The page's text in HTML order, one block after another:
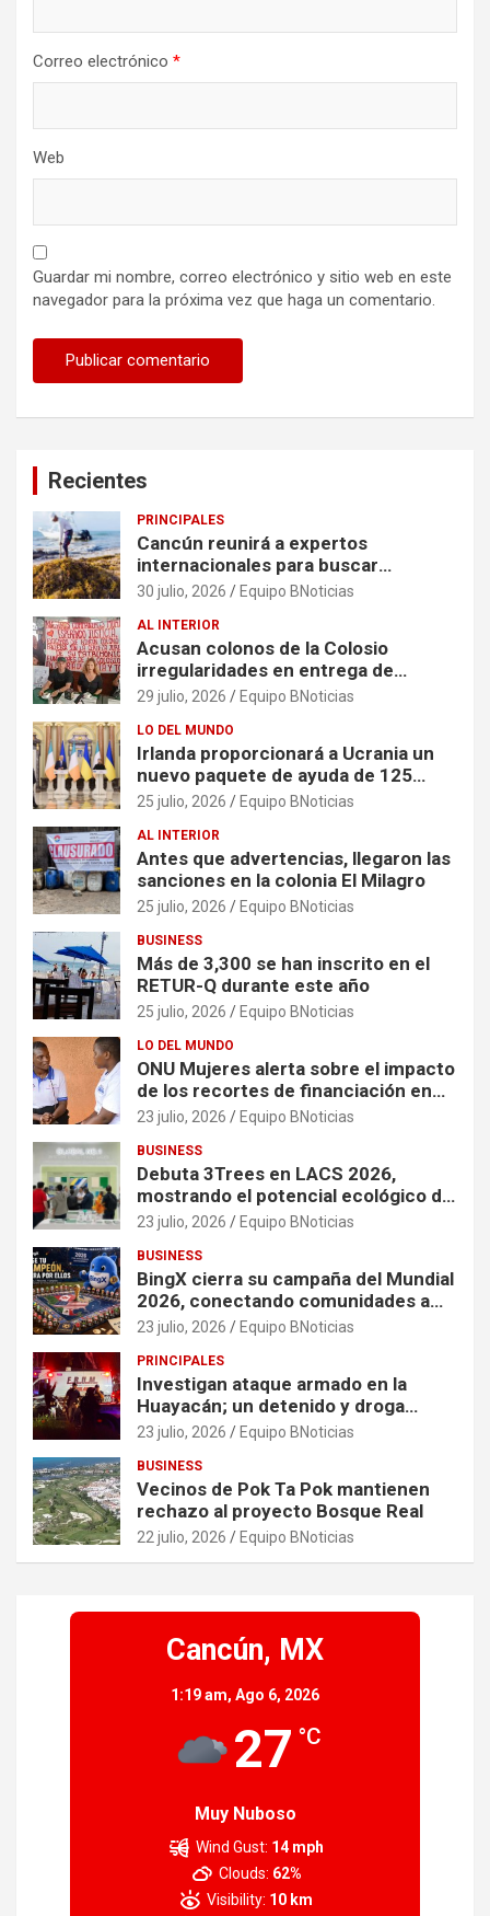
Correo electrónico *
Web
Guardar mi nombre, correo electrónico y sitio web en este
navegador para la próxima vez que haga un comentario.
Recientes
PRINCIPALES
Cancún reunirá a expertos
internacionales para buscar
soluciones al problema del sargazo
30 julio, 2026 Equipo BNoticias
AL INTERIOR
Acusan colonos de la Colosio
irregularidades en entrega de
escrituras
29 julio, 2026 Equipo BNoticias
LO DEL MUNDO
Irlanda proporcionará a Ucrania un
nuevo paquete de ayuda de 125
millones de euros
25 julio, 2026 Equipo BNoticias
AL INTERIOR
Antes que advertencias, llegaron las
sanciones en la colonia El Milagro
25 julio, 2026 Equipo BNoticias
BUSINESS
Más de 3,300 se han inscrito en el
RETUR-Q durante este año
25 julio, 2026 Equipo BNoticias
LO DEL MUNDO
ONU Mujeres alerta sobre el impacto
de los recortes de financiación en
organizaciones que apoyan a
crisis
23 julio, 2026 Equipo BNoticias
BUSINESS
Debuta 3Trees en LACS 2026,
mostrando el potencial ecológico de
China en América
23 julio, 2026 Equipo BNoticias
BUSINESS
BingX cierra su campaña del Mundial
2026, conectando comunidades a
través de experiencias exclusivas
23 julio, 2026 Equipo BNoticias
PRINCIPALES
Investigan ataque armado en la
Huayacán; un detenido y droga
asegurada tras persecución
23 julio, 2026 Equipo BNoticias
BUSINESS
Vecinos de Pok Ta Pok mantienen
rechazo al proyecto Bosque Real
22 julio, 2026 Equipo BNoticias
Cancún, MX
1:19 am, Ago 6, 2026
27 °C
Muy Nuboso
Wind Gust: 14 mph
Clouds: 62%
Visibility: 10 km